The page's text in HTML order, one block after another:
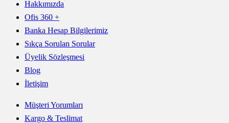
Hakkımızda
Ofis 360 +
Banka Hesap Bilgilerimiz
Sıkça Sorulan Sorular
Üyelik Sözleşmesi
Blog
İletişim
Müşteri Yorumları
Kargo & Teslimat